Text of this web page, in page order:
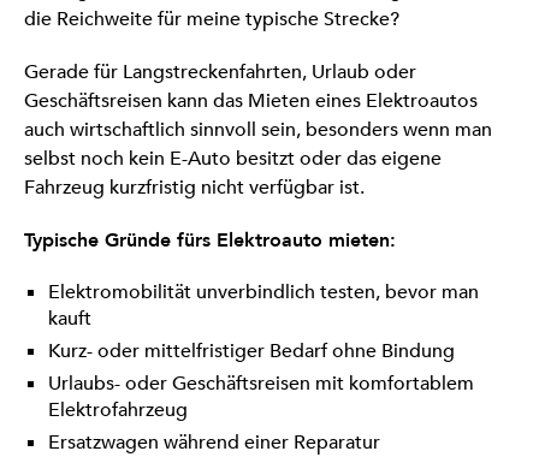
die Reichweite für meine typische Strecke?
Gerade für Langstreckenfahrten, Urlaub oder
Geschäftsreisen kann das Mieten eines Elektroautos
auch wirtschaftlich sinnvoll sein, besonders wenn man
selbst noch kein E-Auto besitzt oder das eigene
Fahrzeug kurzfristig nicht verfügbar ist.
Typische Gründe fürs Elektroauto mieten:
Elektromobilität unverbindlich testen, bevor man
kauft
Kurz- oder mittelfristiger Bedarf ohne Bindung
Urlaubs- oder Geschäftsreisen mit komfortablem
Elektrofahrzeug
Ersatzwagen während einer Reparatur